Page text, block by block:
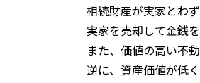
相続財産が実家とわ
実家を売却して金銭
また、価値の高い不
逆に、資産価値が低